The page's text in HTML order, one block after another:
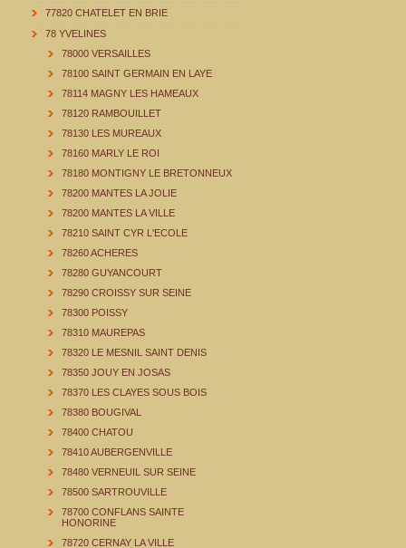
77820 CHATELET EN BRIE
78 YVELINES
78000 VERSAILLES
78100 SAINT GERMAIN EN LAYE
78114 MAGNY LES HAMEAUX
78120 RAMBOUILLET
78130 LES MUREAUX
78160 MARLY LE ROI
78180 MONTIGNY LE BRETONNEUX
78200 MANTES LA JOLIE
78200 MANTES LA VILLE
78210 SAINT CYR L'ECOLE
78260 ACHERES
78280 GUYANCOURT
78290 CROISSY SUR SEINE
78300 POISSY
78310 MAUREPAS
78320 LE MESNIL SAINT DENIS
78350 JOUY EN JOSAS
78370 LES CLAYES SOUS BOIS
78380 BOUGIVAL
78400 CHATOU
78410 AUBERGENVILLE
78480 VERNEUIL SUR SEINE
78500 SARTROUVILLE
78700 CONFLANS SAINTE
HONORINE
78720 CERNAY LA VILLE